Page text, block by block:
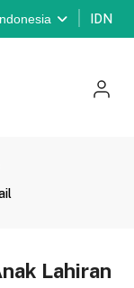
IDN
Lahiran